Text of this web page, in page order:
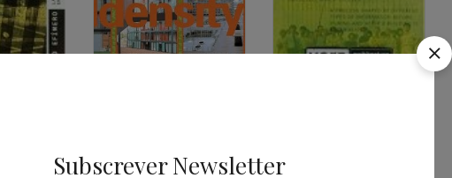
Subscrever Newsletter